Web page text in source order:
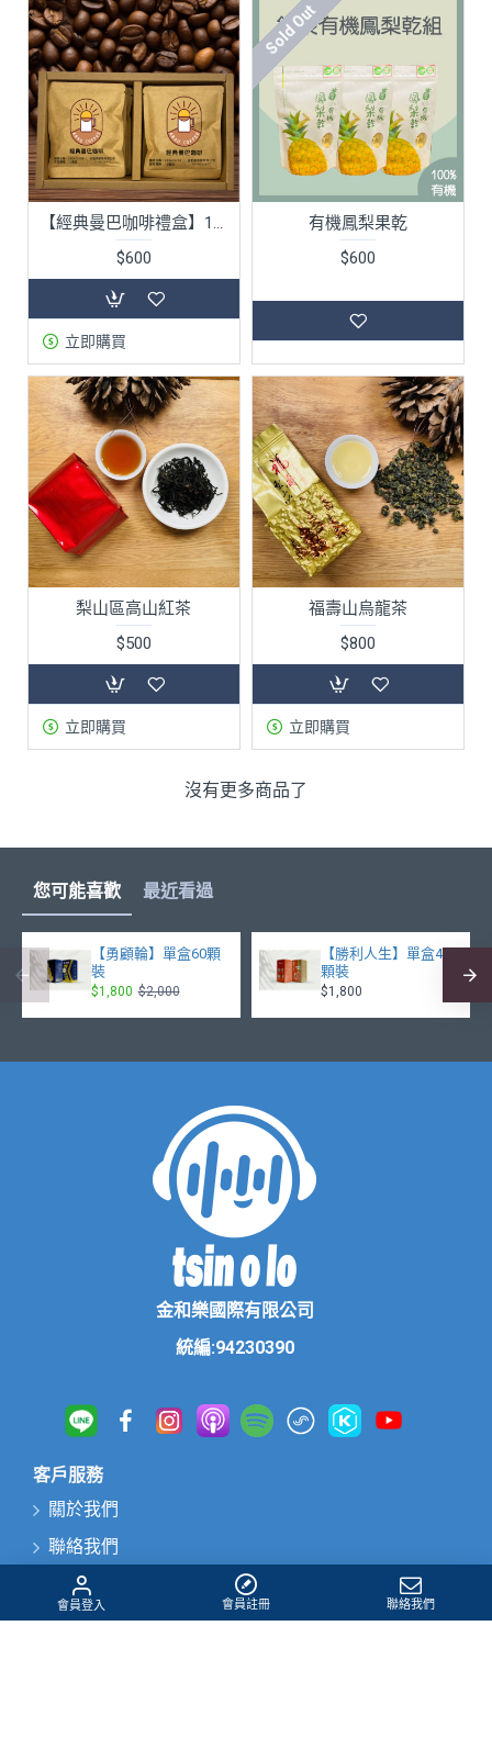
【經典曼巴咖啡禮盒】12包入
$600
立即購買
Sold Out
有機鳳梨果乾
$600
梨山區高山紅茶
$500
立即購買
福壽山烏龍茶
$800
立即購買
沒有更多商品了
您可能喜歡 最近看過
【勇顧輪】單盒60顆
裝
$1,800 $2,000
【勝利人生】單盒40
顆裝
$1,800
金和樂國際有限公司
統編:94230390
客戶服務
關於我們
聯絡我們
購物須知
隱私政策
會員登入 會員註冊 聯絡我們